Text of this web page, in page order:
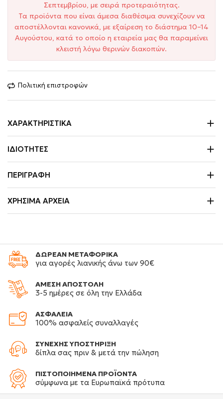
Σεπτεμβρίου, με σειρά προτεραιότητας.
Τα προϊόντα που είναι άμεσα διαθέσιμα συνεχίζουν να
αποστέλλονται κανονικά, με εξαίρεση το διάστημα 10–14
Αυγούστου, κατά το οποίο η εταιρεία μας θα παραμείνει
κλειστή λόγω θερινών διακοπών.
Πολιτική επιστροφών
ΧΑΡΑΚΤΗΡΙΣΤΙΚΆ
ΙΔΙΌΤΗΤΕΣ
ΠΕΡΙΓΡΑΦΉ
ΧΡΉΣΙΜΑ ΑΡΧΕΊΑ
ΔΩΡΕΑΝ ΜΕΤΑΦΟΡΙΚΑ
για αγορές λιανικής άνω των 90€
ΑΜΕΣΗ ΑΠΟΣΤΟΛΗ
3-5 ημέρες σε όλη την Ελλάδα
ΑΣΦΑΛΕΙΑ
100% ασφαλείς συναλλαγές
ΣΥΝΕΧΗΣ ΥΠΟΣΤΗΡΙΞΗ
δίπλα σας πριν & μετά την πώληση
ΠΙΣΤΟΠΟΙΗΜΕΝΑ ΠΡΟΪΟΝΤΑ
σύμφωνα με τα Ευρωπαϊκά πρότυπα